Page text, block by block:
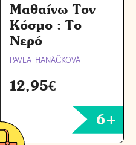
Μαθαίνω Τον
Κόσμο : Το
Νερό
PAVLA HANÁČKOVÁ
12,95€
6+